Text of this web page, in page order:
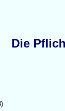
Die